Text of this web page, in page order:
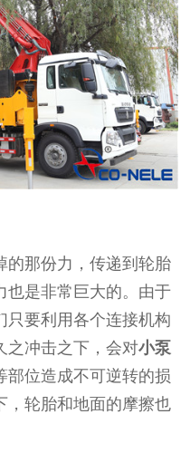
的那份力，传递到轮胎
也是非常巨大的。由于
只要利用各个连接机构
之冲击之下，会对小泵
部位造成不可逆转的损
，轮胎和地面的摩擦也